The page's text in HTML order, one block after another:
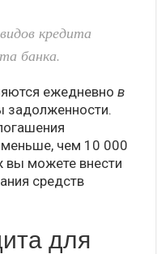
кредита
банка.
ежедневнов
чем 10 000
вы можете внести
средств
для